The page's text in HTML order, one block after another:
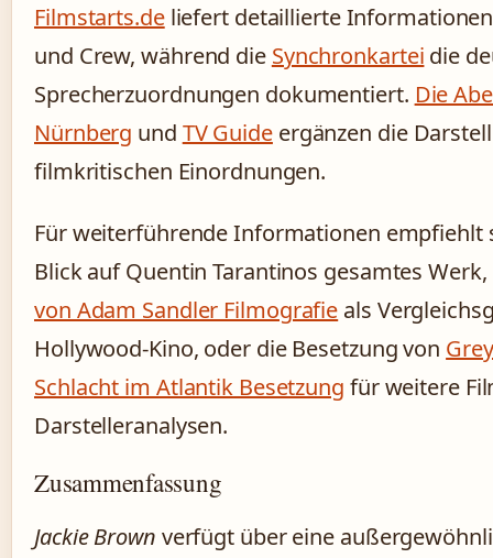
Filmstarts.deliefert detaillierte Informationen
und Crew, während die Synchronkartei die
Sprecherzuordnungen dokumentiert. Die
Nürnberg und TV Guideergänzen die
filmkritischen Einordnungen.
Für weiterführende Informationen empfiehlt
Blick auf Quentin Tarantinos gesamtes
von Adam Sandler Filmografie als
Hollywood-Kino, oder die Besetzung von
Schlacht im Atlantik Besetzung für weitere
Darstelleranalysen.
Zusammenfassung
Jackie Brown verfügt über eine